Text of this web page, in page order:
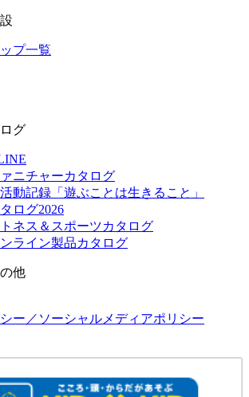
プ一覧
グ
ニチャーカタログ
動記録「遊ぶことは生きること」
ログ2026
ネス＆スポーツカタログ
ライン製品カタログ
他
ー／ソーシャルメディアポリシー